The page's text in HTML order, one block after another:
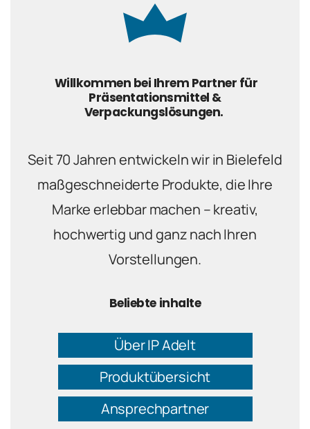
Willkommen bei Ihrem Partner für
Präsentationsmittel &
Verpackungslösungen.
Seit 70 Jahren entwickeln wir in Bielefeld
maßgeschneiderte Produkte, die Ihre
Marke erlebbar machen – kreativ,
hochwertig und ganz nach Ihren
Vorstellungen.
Beliebte inhalte
Über IP Adelt
Produktübersicht
Ansprechpartner